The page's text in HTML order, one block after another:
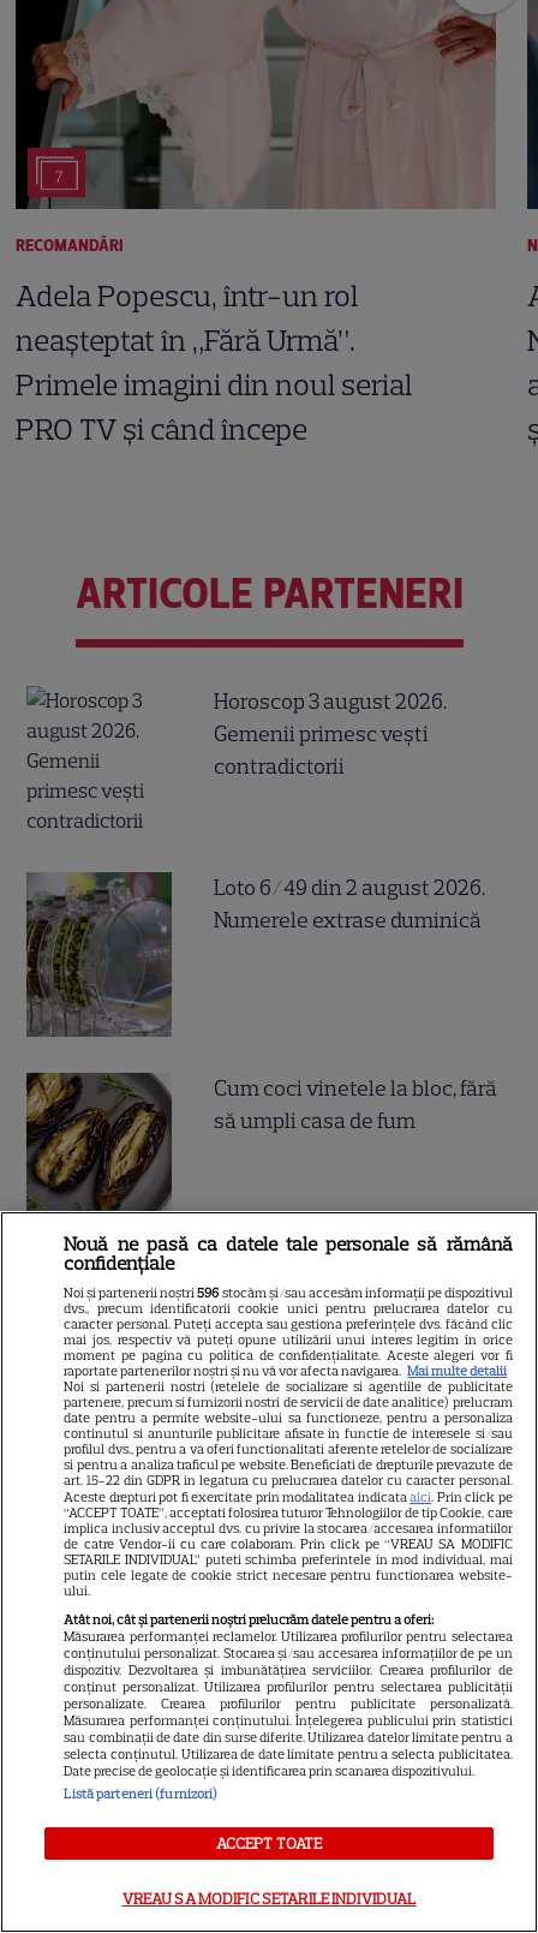
7
RECOMANDĂRI
Adela Popescu, într-un rol
neașteptat în „Fără Urmă”.
Primele imagini din noul serial
PRO TV și când începe
ARTICOLE PARTENERI
Horoscop 3 august 2026.
Gemenii primesc vești
contradictorii
Loto 6/49 din 2 august 2026.
Numerele extrase duminică
Cum coci vinetele la bloc, fără
să umpli casa de fum
Cum se face cafeaua la presa
franceză – cum funcționează
și care sunt avantajele
ALTE ARTICOLE
INTERESANTE
PRIME VIDEO
Premierele Prime Video din
august 2026: „Reacher”
sezonul 4, „Sterling Point” și
DISNEY PLUS
Nouă ne pasă ca datele tale personale să rămână
confidențiale
Noi și partenerii noștri596 stocăm și/sau accesăm informații pe dispozitivul
dvs., precum identificatorii cookie unici pentru prelucrarea datelor cu
caracter personal. Puteți accepta sau gestiona preferințele dvs. făcând clic
mai jos, respectiv vă puteți opune utilizării unui interes legitim în orice
moment pe pagina cu politica de confidențialitate. Aceste alegeri vor fi
raportate partenerilor noștri și nu vă vor afecta navigarea. Mai multe detalii
Noi si partenerii nostri (retelele de socializare si agentiile de publicitate
partenere, precum si furnizorii nostri de servicii de date analitice) prelucram
date pentru a permite website-ului sa functioneze, pentru a personaliza
continutul si anunturile publicitare afisate in functie de interesele si/sau
profilul dvs., pentru a va oferi functionalitati aferente retelelor de socializare
si pentru a analiza traficul pe website. Beneficiati de drepturile prevazute de
art. 15-22 din GDPR in legatura cu prelucrarea datelor cu caracter personal.
Aceste drepturi pot fi exercitate prin modalitatea indicataaici. Prin click pe
“ACCEPT TOATE”, acceptati folosirea tuturor Tehnologiilor de tip Cookie, care
implica inclusiv acceptul dvs. cu privire la stocarea/accesarea informatiilor
de catre Vendor-ii cu care colaboram. Prin click pe “VREAU SA MODIFIC
SETARILE INDIVIDUAL” puteti schimba preferintele in mod individual, mai
putin cele legate de cookie strict necesare pentru functionarea website-
ului.
Atât noi, cât și partenerii noștri prelucrăm datele pentru a oferi:
Măsurarea performanței reclamelor. Utilizarea profilurilor pentru selectarea
conținutului personalizat. Stocarea și/sau accesarea informațiilor de pe un
dispozitiv. Dezvoltarea și îmbunătățirea serviciilor. Crearea profilurilor de
conținut personalizat. Utilizarea profilurilor pentru selectarea publicității
personalizate. Crearea profilurilor pentru publicitate personalizată.
Măsurarea performanței conținutului. Înțelegerea publicului prin statistici
sau combinații de date din surse diferite. Utilizarea datelor limitate pentru a
selecta conținutul. Utilizarea de date limitate pentru a selecta publicitatea.
Date precise de geolocație și identificarea prin scanarea dispozitivului.
Listă parteneri (furnizori)
ACCEPT TOATE
VREAU SA MODIFIC SETARILE INDIVIDUAL